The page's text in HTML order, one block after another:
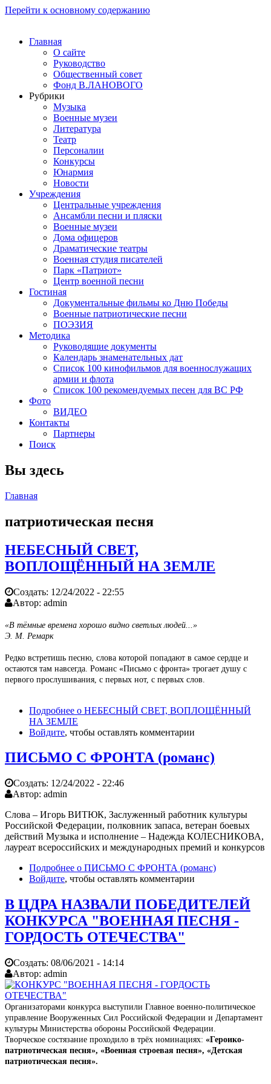
Перейти к основному содержанию
Главная
О сайте
Руководство
Общественный совет
Фонд В.ЛАНОВОГО
Рубрики
Музыка
Военные музеи
Литература
Театр
Персоналии
Конкурсы
Юнармия
Новости
Учреждения
Центральные учреждения
Ансамбли песни и пляски
Военные музеи
Дома офицеров
Драматические театры
Военная студия писателей
Парк «Патриот»
Центр военной песни
Гостиная
Документальные фильмы ко Дню Победы
Военные патриотические песни
ПОЭЗИЯ
Методика
Руководящие документы
Календарь знаменательных дат
Список 100 кинофильмов для военнослужащих
армии и флота
Список 100 рекомендуемых песен для ВС РФ
Фото
ВИДЕО
Контакты
Партнеры
Поиск
Вы здесь
Главная
патриотическая песня
НЕБЕСНЫЙ СВЕТ,
ВОПЛОЩЁННЫЙ НА ЗЕМЛЕ
Создать: 12/24/2022 - 22:55
Автор: admin
«В тёмные времена хорошо видно светлых людей...»
Э. М. Ремарк
Редко встретишь песню, слова которой попадают в самое сердце и
остаются там навсегда. Романс «Письмо с фронта» трогает душу с
первого прослушивания, с первых нот, с первых слов.
Подробнее о НЕБЕСНЫЙ СВЕТ, ВОПЛОЩЁННЫЙ
НА ЗЕМЛЕ
Войдите, чтобы оставлять комментарии
ПИСЬМО С ФРОНТА (романс)
Создать: 12/24/2022 - 22:46
Автор: admin
Слова – Игорь ВИТЮК, Заслуженный работник культуры
Российской Федерации, полковник запаса, ветеран боевых
действий Музыка и исполнение – Надежда КОЛЕСНИКОВА,
лауреат всероссийских и международных премий и конкурсов
Подробнее о ПИСЬМО С ФРОНТА (романс)
Войдите, чтобы оставлять комментарии
В ЦДРА НАЗВАЛИ ПОБЕДИТЕЛЕЙ
КОНКУРСА "ВОЕННАЯ ПЕСНЯ -
ГОРДОСТЬ ОТЕЧЕСТВА"
Создать: 08/06/2021 - 14:14
Автор: admin
Организаторами конкурса выступили Главное военно-политическое
управление Вооруженных Сил Российской Федерации и Департамент
культуры Министерства обороны Российской Федерации.
Творческое состязание проходило в трёх номинациях: «Героико-
патриотическая песня», «Военная строевая песня», «Детская
патриотическая песня».